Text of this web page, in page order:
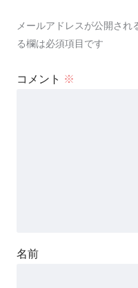
メールアドレスが公開され
る欄は必須項目です
コメント ※
名前